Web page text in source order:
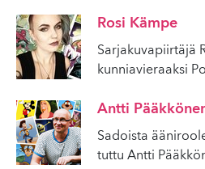
Rosi Kämpe
Sarjakuvapiirtäjä
kunniavieraaksi
Antti
Sadoista
tuttu Antti